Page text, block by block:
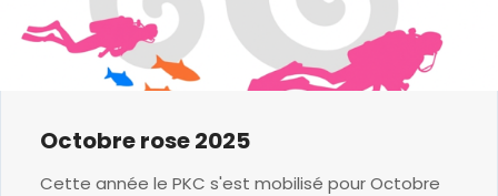
Octobre rose 2025
Cette année le PKC s'est mobilisé pour Octobre